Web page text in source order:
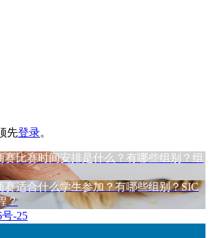
先登录。
赛比赛时间安排是什么？有哪些组别？组
赛适合什么学生参加？有哪些组别？SIC
？
号-25